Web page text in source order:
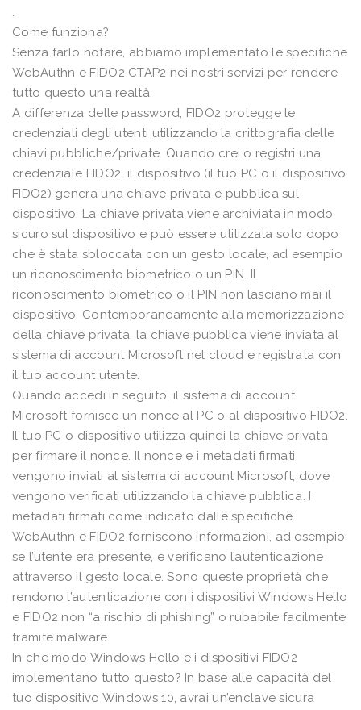
.
Come funziona?
Senza farlo notare, abbiamo implementato le specifiche
WebAuthn e FIDO2 CTAP2 nei nostri servizi per rendere
tutto questo una realtà.
A differenza delle password, FIDO2 protegge le
credenziali degli utenti utilizzando la crittografia delle
chiavi pubbliche/private. Quando crei o registri una
credenziale FIDO2, il dispositivo (il tuo PC o il dispositivo
FIDO2) genera una chiave privata e pubblica sul
dispositivo. La chiave privata viene archiviata in modo
sicuro sul dispositivo e può essere utilizzata solo dopo
che è stata sbloccata con un gesto locale, ad esempio
un riconoscimento biometrico o un PIN. Il
riconoscimento biometrico o il PIN non lasciano mai il
dispositivo. Contemporaneamente alla memorizzazione
della chiave privata, la chiave pubblica viene inviata al
sistema di account Microsoft nel cloud e registrata con
il tuo account utente.
Quando accedi in seguito, il sistema di account
Microsoft fornisce un nonce al PC o al dispositivo FIDO2.
Il tuo PC o dispositivo utilizza quindi la chiave privata
per firmare il nonce. Il nonce e i metadati firmati
vengono inviati al sistema di account Microsoft, dove
vengono verificati utilizzando la chiave pubblica. I
metadati firmati come indicato dalle specifiche
WebAuthn e FIDO2 forniscono informazioni, ad esempio
se l’utente era presente, e verificano l’autenticazione
attraverso il gesto locale. Sono queste proprietà che
rendono l’autenticazione con i dispositivi Windows Hello
e FIDO2 non “a rischio di phishing” o rubabile facilmente
tramite malware.
In che modo Windows Hello e i dispositivi FIDO2
implementano tutto questo? In base alle capacità del
tuo dispositivo Windows 10, avrai un’enclave sicura